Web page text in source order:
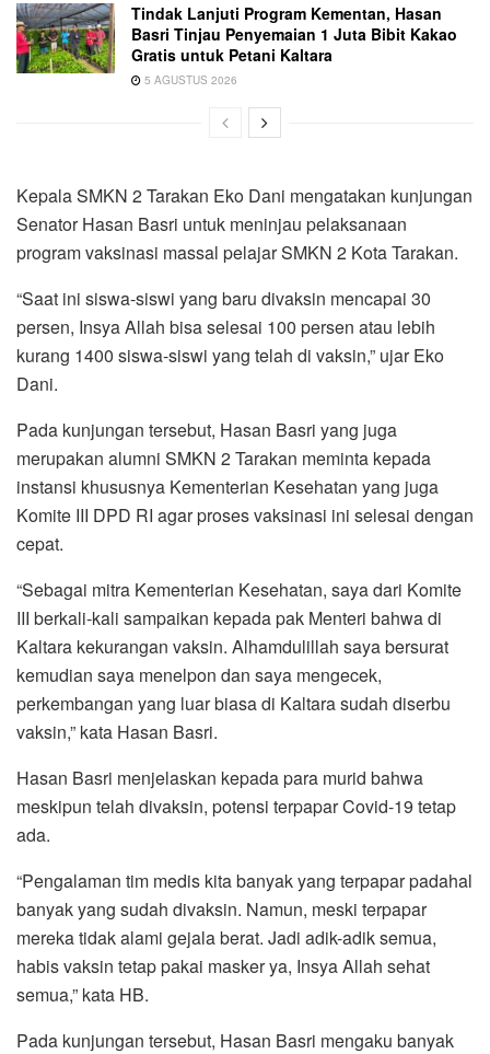
Tindak Lanjuti Program Kementan, Hasan
Basri Tinjau Penyemaian 1 Juta Bibit Kakao
Gratis untuk Petani Kaltara
5 AGUSTUS 2026
Kepala SMKN 2 Tarakan Eko Dani mengatakan kunjungan
Senator Hasan Basri untuk meninjau pelaksanaan
program vaksinasi massal pelajar SMKN 2 Kota Tarakan.
“Saat ini siswa-siswi yang baru divaksin mencapai 30
persen, Insya Allah bisa selesai 100 persen atau lebih
kurang 1400 siswa-siswi yang telah di vaksin,” ujar Eko
Dani.
Pada kunjungan tersebut, Hasan Basri yang juga
merupakan alumni SMKN 2 Tarakan meminta kepada
instansi khususnya Kementerian Kesehatan yang juga
Komite III DPD RI agar proses vaksinasi ini selesai dengan
cepat.
“Sebagai mitra Kementerian Kesehatan, saya dari Komite
III berkali-kali sampaikan kepada pak Menteri bahwa di
Kaltara kekurangan vaksin. Alhamdulillah saya bersurat
kemudian saya menelpon dan saya mengecek,
perkembangan yang luar biasa di Kaltara sudah diserbu
vaksin,” kata Hasan Basri.
Hasan Basri menjelaskan kepada para murid bahwa
meskipun telah divaksin, potensi terpapar Covid-19 tetap
ada.
“Pengalaman tim medis kita banyak yang terpapar padahal
banyak yang sudah divaksin. Namun, meski terpapar
mereka tidak alami gejala berat. Jadi adik-adik semua,
habis vaksin tetap pakai masker ya, Insya Allah sehat
semua,” kata HB.
Pada kunjungan tersebut, Hasan Basri mengaku banyak